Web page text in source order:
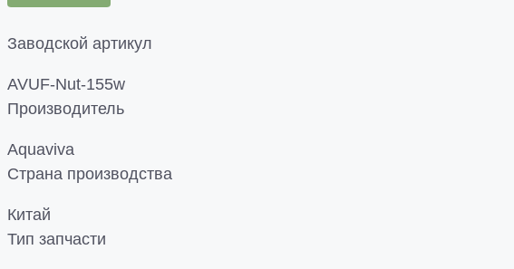
Заводской артикул
AVUF-Nut-155w
Производитель
Aquaviva
Страна производства
Китай
Тип запчасти